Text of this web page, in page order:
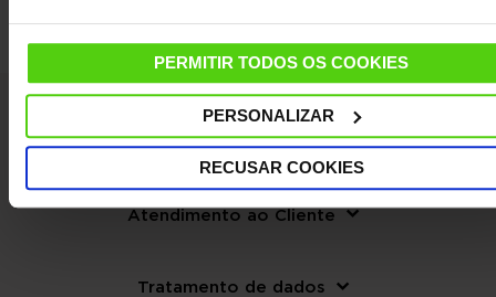
PERMITIR TODOS OS COOKIES
PERSONALIZAR
RECUSAR COOKIES
La empresa
Atendimento ao Cliente
Tratamento de dados